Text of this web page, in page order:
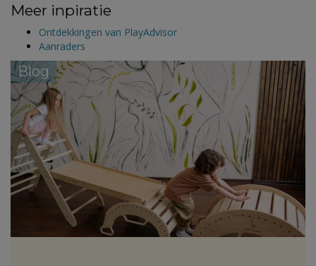
Meer inpiratie
Ontdekkingen van PlayAdvisor
Aanraders
Blog